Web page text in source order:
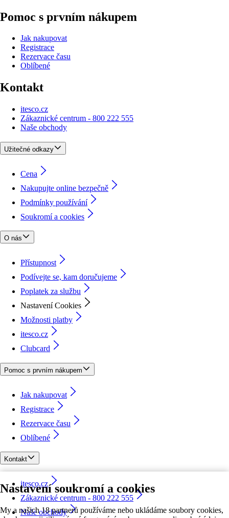
Nastavení soukromí a cookies
My a našich 18 partnerů používáme nebo ukládáme soubory cookies,
Pomoc s prvním nákupem
Jak nakupovat
Registrace
Rezervace času
Oblíbené
Kontakt
itesco.cz
Zákaznické centrum - 800 222 555
Naše obchody
Užitečné odkazy
Cena
Nakupujte online bezpečně
Podmínky používání
Soukromí a cookies
O nás
Přístupnost
Podívejte se, kam doručujeme
Poplatek za službu
Nastavení Cookies
Možnosti platby
itesco.cz
Clubcard
Pomoc s prvním nákupem
Jak nakupovat
Registrace
Rezervace času
Oblíbené
Kontakt
itesco.cz
Zákaznické centrum - 800 222 555
Naše obchody